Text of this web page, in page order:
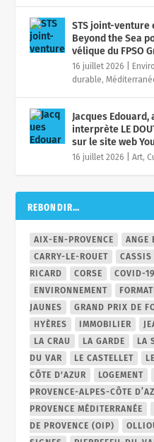
STS joint-venture
Beyond the Sea
vélique du FPSO
16 juillet 2026
durable,
Jacques
interprète LE
sur le site web
16 juillet 2026 |Art,
REBONDIR…
AIX-EN-PROVENCE ANGE
CARRY-LE-ROUET
CASSIS
RICARD
CORSE COVID-19
ENVIRONNEMENT
JAUNES
GRAND PRIX DE
HYÈRES
IMMOBILIER
LA CRAU
LA GARDE LA
DU VAR
LE CASTELLET
CÔTE D'AZUR
LOGEMENT
PROVENCE-ALPES-CÔTE
PROVENCE MÉDITERRANÉE
DE PROVENCE (OIP)